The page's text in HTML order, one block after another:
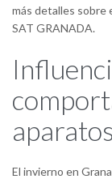
más detalles sobre
SAT GRANADA.
aparatos
El invierno en